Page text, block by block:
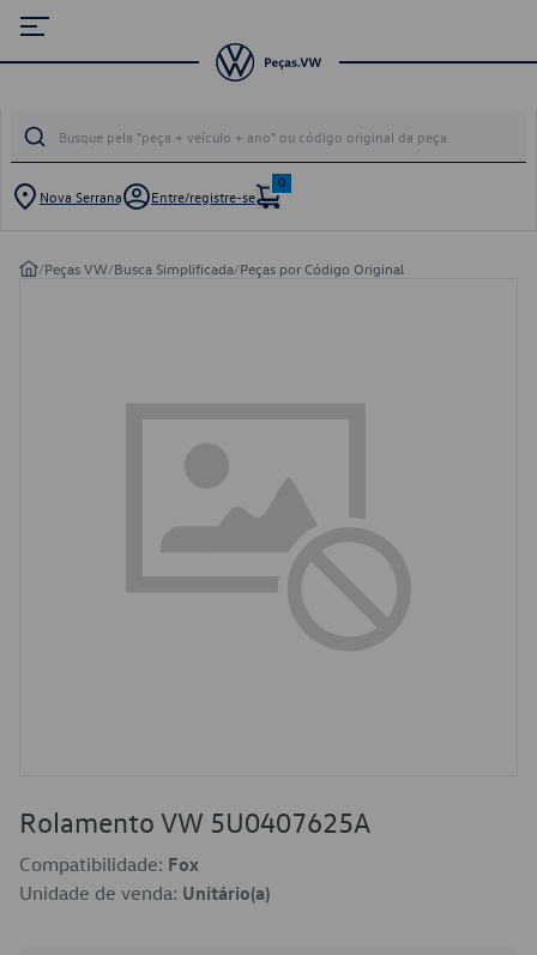
Nova Serrana Entre/registre-se
0
/Peças VW/Busca Simplificada/Peças por Código Original
Rolamento VW 5U0407625A
Compatibilidade: Fox
Unidade de venda: Unitário(a)